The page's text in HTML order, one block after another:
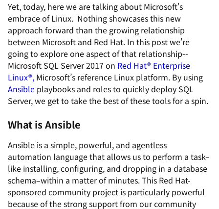
Yet, today, here we are talking about Microsoft's
embrace of Linux. Nothing showcases this new
approach forward than the growing relationship
between Microsoft and Red Hat. In this post we're
going to explore one aspect of that relationship--
Microsoft SQL Server 2017 on Red Hat® Enterprise
Linux®, Microsoft’s reference Linux platform. By using
Ansible playbooks and roles to quickly deploy SQL
Server, we get to take the best of these tools for a spin.
What is Ansible
Ansible is a simple, powerful, and agentless
automation language that allows us to perform a task–
like installing, configuring, and dropping in a database
schema–within a matter of minutes. This Red Hat-
sponsored community project is particularly powerful
because of the strong support from our community